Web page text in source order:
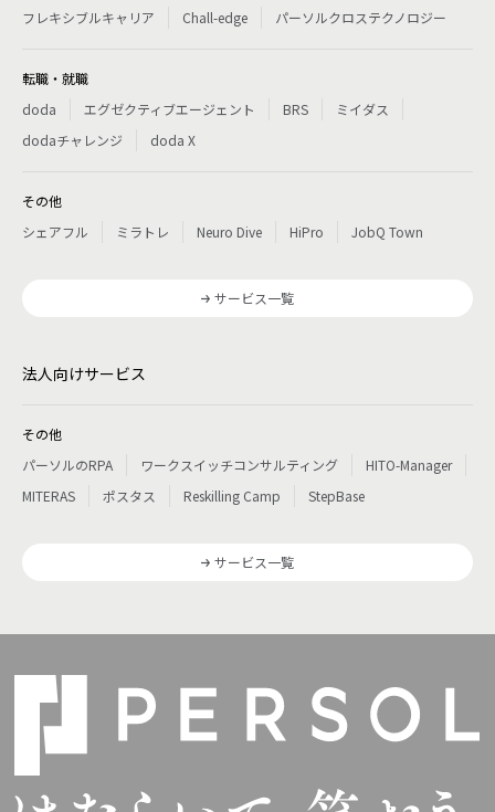
フレキシブルキャリア
Chall-edge パーソルクロステクノロジー
転職・就職
doda
エグゼクティブエージェント BRS
ミイダス
dodaチャレンジ
doda X
その他
シェアフル
ミラトレ Neuro Dive HiPro JobQ Town
サービス一覧
法人向けサービス
その他
パーソルのRPA
ワークスイッチコンサルティング
HITO-Manager
MITERAS
ポスタス Reskilling Camp StepBase
サービス一覧